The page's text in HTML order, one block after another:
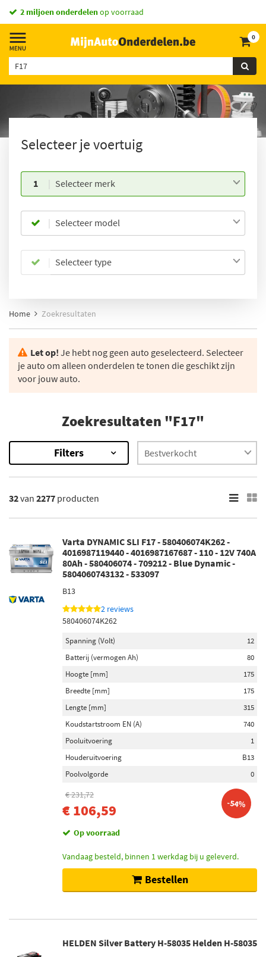
Vandaag besteld,morgen in huis *
0
Selecteer je voertuig
1 Selecteer merk
Selecteer model
Selecteer type
Home Zoekresultaten
Let op! Je hebt nog geen auto geselecteerd. Selecteer
je auto om alleen onderdelen te tonen die geschikt zijn
voor jouw auto.
Zoekresultaten "F17"
Filters
2277Resultaten
×
Categorieën
Interieurfilter (202)
Versnellingsbakolie (119)
Ruitenwisserblad (109)
Onderdeelmerk
Stardax (1)
SKF (26)
Gates (6)
Van Wezel (6)
5W-40 (62)
32van 2277 producten
Varta DYNAMIC SLI F17 - 580406074K262 -
4016987119440 - 4016987167687 - 110 - 12V 740A
80Ah - 580406074 - 709212 - Blue Dynamic -
5804060743132 - 533097
B13
2 reviews
580406074K262
Spanning (Volt)
12
Batterij (vermogen Ah)
80
Hoogte [mm]
175
Breedte [mm]
175
Lengte [mm]
315
Koudstartstroom EN (A)
740
Pooluitvoering
1
Houderuitvoering
B13
Poolvolgorde
0
€ 231,72
€ 106,59 -54%
Op voorraad
Vandaag besteld, binnen 1 werkdag bij u geleverd.
Bestellen
HELDEN Silver Battery H-58035 Helden H-58035